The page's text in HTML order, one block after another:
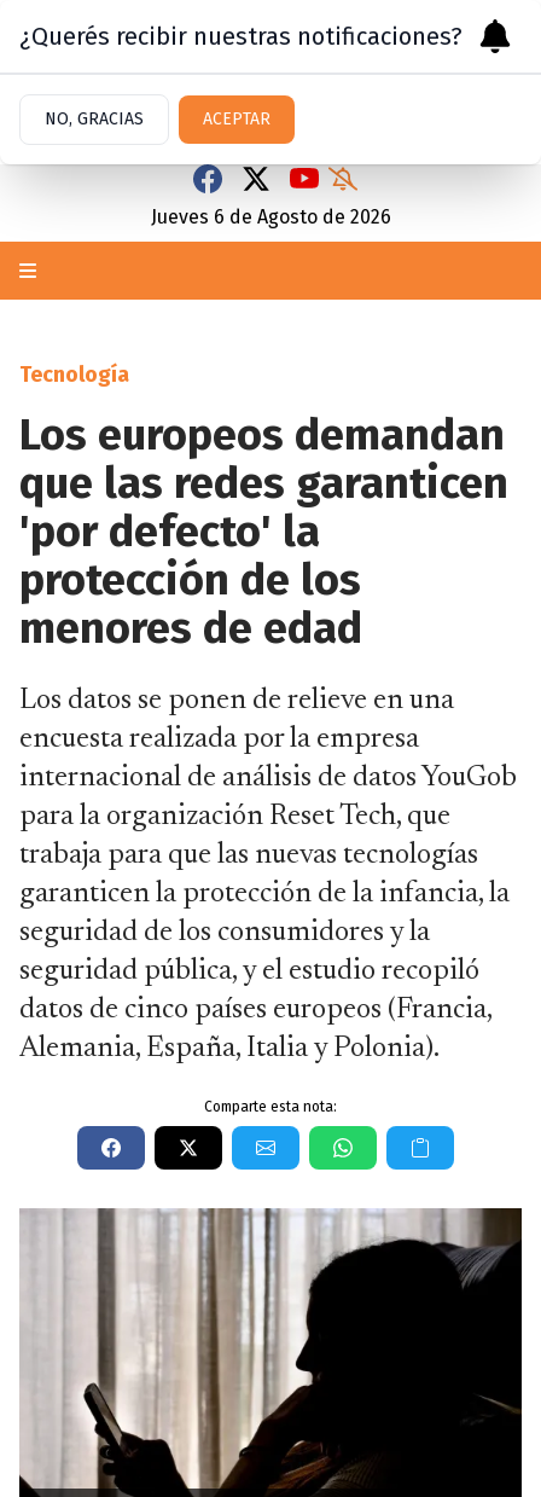
Jueves 6 de Agosto de 2026
Tecnología
Los europeos demandan
que las redes garanticen
'por defecto' la
protección de los
menores de edad
Los datos se ponen de relieve en una
encuesta realizada por la empresa
internacional de análisis de datos YouGob
para la organización Reset Tech, que
trabaja para que las nuevas tecnologías
garanticen la protección de la infancia, la
seguridad de los consumidores y la
seguridad pública, y el estudio recopiló
datos de cinco países europeos (Francia,
Alemania, España, Italia y Polonia).
Comparte esta nota:
¿Querés recibir nuestras notificaciones?
NO, GRACIAS ACEPTAR